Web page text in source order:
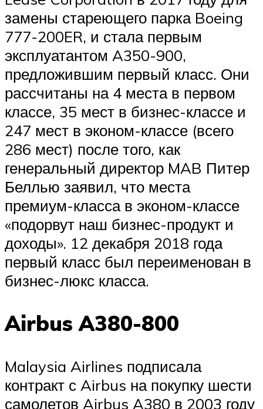
замены стареющего парка Boeing
777-200ER, и стала первым
эксплуатантом A350-900,
предложившим первый класс. Они
рассчитаны на 4 места в первом
классе, 35 мест в бизнес-классе и
247 мест в эконом-классе (всего
286 мест) после того, как
генеральный директор MAB Питер
Беллью заявил, что места
премиум-класса в эконом-классе
«подорвут наш бизнес-продукт и
доходы». 12 декабря 2018 года
первый класс был переименован в
бизнес-люкс класса.
Airbus A380-800
Malaysia Airlines подписала
контракт с Airbus на покупку шести
самолетов Airbus A380 в 2003 году